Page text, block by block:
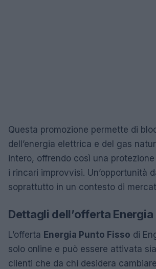
Questa promozione permette di
dell’energia elettrica e del gas
intero, offrendo così una
i rincari improvvisi. Un’opportunità
soprattutto in un contesto di
Dettagli dell’offerta Energia
L’offerta Energia Punto Fisso di
solo online e può essere attivata
clienti che da chi desidera